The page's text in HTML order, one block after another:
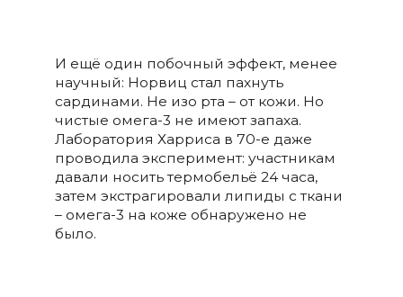
И ещё один побочный эффект, менее
научный: Норвиц стал пахнуть
сардинами. Не изо рта – от кожи. Но
чистые омега-3 не имеют запаха.
Лаборатория Харриса в 70-е даже
проводила эксперимент: участникам
давали носить термобельё 24 часа,
затем экстрагировали липиды с ткани
– омега-3 на коже обнаружено не
было.